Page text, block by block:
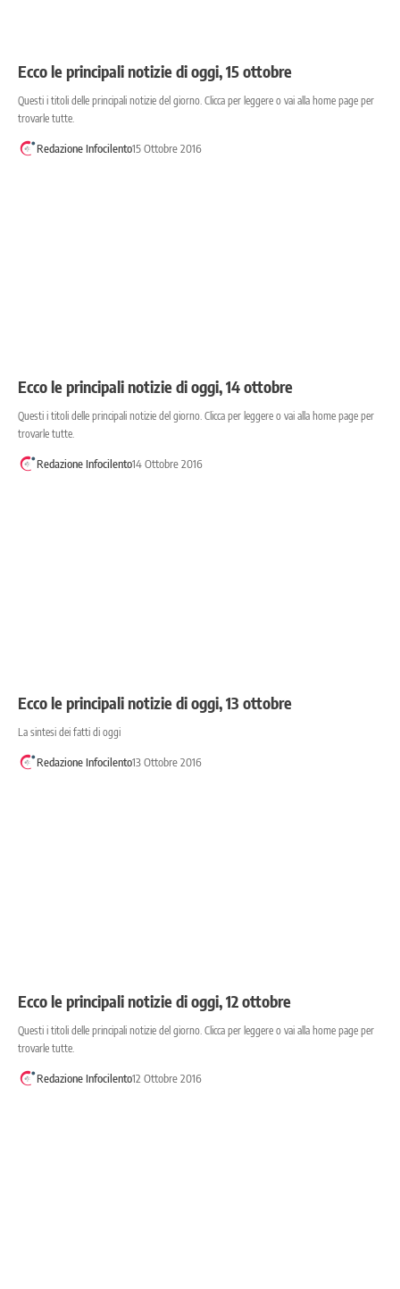
Ecco le principali notizie di oggi, 15 ottobre
Questi i titoli delle principali notizie del giorno. Clicca per leggere o vai alla home page per
trovarle tutte.
Redazione Infocilento15 Ottobre 2016
Ecco le principali notizie di oggi, 14 ottobre
Questi i titoli delle principali notizie del giorno. Clicca per leggere o vai alla home page per
trovarle tutte.
Redazione Infocilento14 Ottobre 2016
Ecco le principali notizie di oggi, 13 ottobre
La sintesi dei fatti di oggi
Redazione Infocilento13 Ottobre 2016
Ecco le principali notizie di oggi, 12 ottobre
Questi i titoli delle principali notizie del giorno. Clicca per leggere o vai alla home page per
trovarle tutte.
Redazione Infocilento12 Ottobre 2016